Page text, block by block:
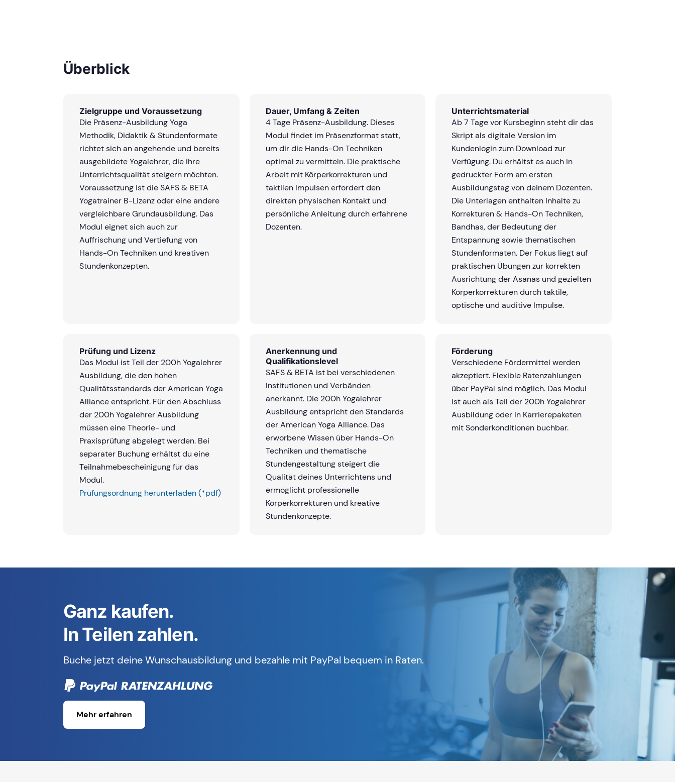
Überblick
Zielgruppe und Voraussetzung
Die Präsenz-Ausbildung Yoga
Methodik, Didaktik & Stundenformate
richtet sich an angehende und bereits
ausgebildete Yogalehrer, die ihre
Unterrichtsqualität steigern möchten.
Voraussetzung ist die SAFS & BETA
Yogatrainer B-Lizenz oder eine andere
vergleichbare Grundausbildung. Das
Modul eignet sich auch zur
Auffrischung und Vertiefung von
Hands-On Techniken und kreativen
Stundenkonzepten.
Dauer, Umfang & Zeiten
4 Tage Präsenz-Ausbildung. Dieses
Modul findet im Präsenzformat statt,
um dir die Hands-On Techniken
optimal zu vermitteln. Die praktische
Arbeit mit Körperkorrekturen und
taktilen Impulsen erfordert den
direkten physischen Kontakt und
persönliche Anleitung durch erfahrene
Dozenten.
Unterrichtsmaterial
Ab 7 Tage vor Kursbeginn steht dir das
Skript als digitale Version im
Kundenlogin zum Download zur
Verfügung. Du erhältst es auch in
gedruckter Form am ersten
Ausbildungstag von deinem Dozenten.
Die Unterlagen enthalten Inhalte zu
Korrekturen & Hands-On Techniken,
Bandhas, der Bedeutung der
Entspannung sowie thematischen
Stundenformaten. Der Fokus liegt auf
praktischen Übungen zur korrekten
Ausrichtung der Asanas und gezielten
Körperkorrekturen durch taktile,
optische und auditive Impulse.
Prüfung und Lizenz
Das Modul ist Teil der 200h Yogalehrer
Ausbildung, die den hohen
Qualitätsstandards der American Yoga
Alliance entspricht. Für den Abschluss
der 200h Yogalehrer Ausbildung
müssen eine Theorie- und
Praxisprüfung abgelegt werden. Bei
separater Buchung erhältst du eine
Teilnahmebescheinigung für das
Modul.
Prüfungsordnung herunterladen (*pdf)
Anerkennung und
Qualifikationslevel
SAFS & BETA ist bei verschiedenen
Institutionen und Verbänden
anerkannt. Die 200h Yogalehrer
Ausbildung entspricht den Standards
der American Yoga Alliance. Das
erworbene Wissen über Hands-On
Techniken und thematische
Stundengestaltung steigert die
Qualität deines Unterrichtens und
ermöglicht professionelle
Körperkorrekturen und kreative
Stundenkonzepte.
Förderung
Verschiedene Fördermittel werden
akzeptiert. Flexible Ratenzahlungen
über PayPal sind möglich. Das Modul
ist auch als Teil der 200h Yogalehrer
Ausbildung oder in Karrierepaketen
mit Sonderkonditionen buchbar.
Ganz kaufen.
In Teilen zahlen.
Buche jetzt deine Wunschausbildung und bezahle mit PayPal bequem in Raten.
Mehr erfahren